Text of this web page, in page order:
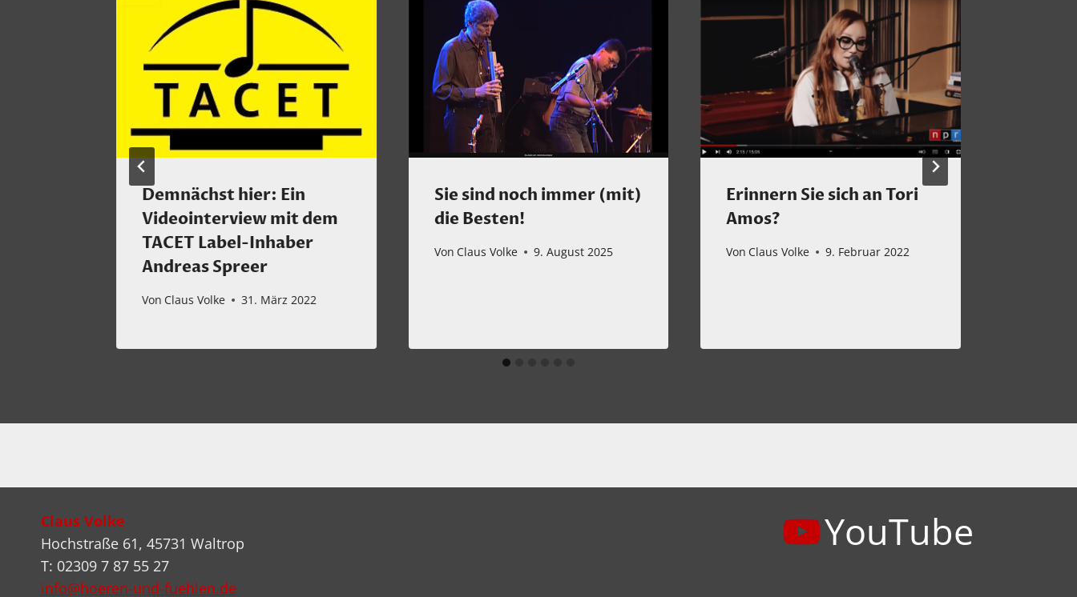
Demnächst hier: Ein
Videointerview mit dem
TACET Label-Inhaber
Andreas Spreer
Von Claus Volke 31. März 2022
Sie sind noch immer (mit)
die Besten!
Von Claus Volke 9. August 2025
Erinnern Sie sich an Tori
Amos?
Von Claus Volke 9. Februar 2022
Claus Volke
Hochstraße 61, 45731 Waltrop
T: 02309 7 87 55 27
info@hoeren-und-fuehlen.de
YouTube